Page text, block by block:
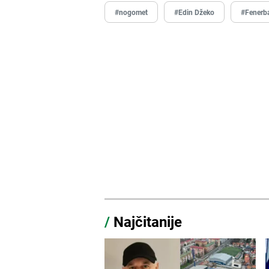
#nogomet #Edin Džeko
/ Najčitanije